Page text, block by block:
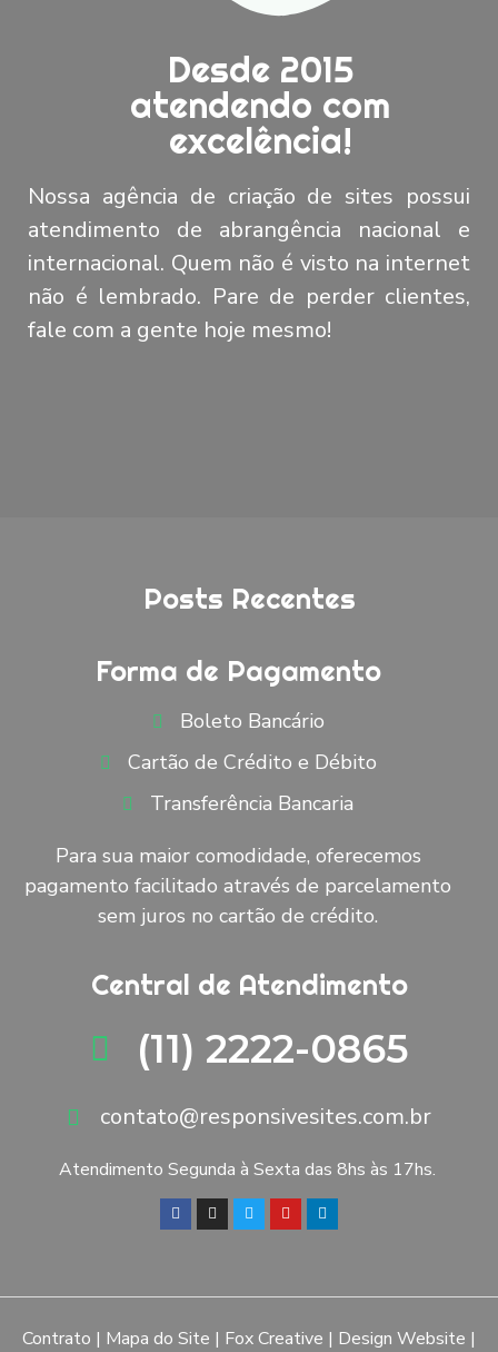
Desde 2015
atendendo com
excelência!
Nossa agência de criação de sites possui
atendimento de abrangência nacional e
internacional. Quem não é visto na internet
não é lembrado. Pare de perder clientes,
fale com a gente hoje mesmo!
Posts Recentes
Forma de Pagamento
Boleto Bancário
Cartão de Crédito e Débito
Transferência Bancaria
Para sua maior comodidade, oferecemos
pagamento facilitado através de parcelamento
sem juros no cartão de crédito.
Central de Atendimento
(11) 2222-0865
contato@responsivesites.com.br
Atendimento Segunda à Sexta das 8hs às 17hs.
Contrato | Mapa do Site | Fox Creative | Design Website |